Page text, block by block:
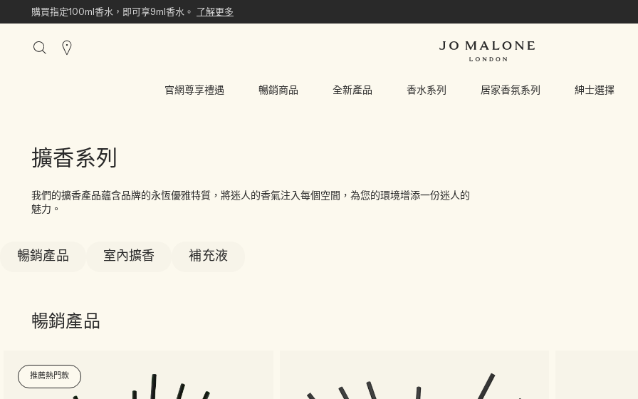
購買指定100ml香水，即可享9ml香水。 了解更多
官網尊享禮遇 暢銷商品 全新產品 香水系列 居家香氛系列 紳士選擇
搜
擴香系列
我們的擴香產品蘊含品牌的永恆優雅特質，將迷人的香氣注入每個空間，為您的環境增添一份迷人的
魅力。
暢銷產品 室內擴香 補充液
暢銷產品
推薦熱門款